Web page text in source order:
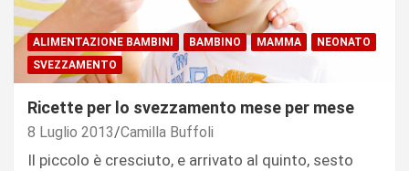
ALIMENTAZIONE BAMBINI BAMBINO MAMMA
NEONATO
SVEZZAMENTO
Ricette per lo svezzamento mese per mese
8 Luglio 2013 Camilla Buffoli
Il piccolo è cresciuto, e arrivato al quinto, sesto